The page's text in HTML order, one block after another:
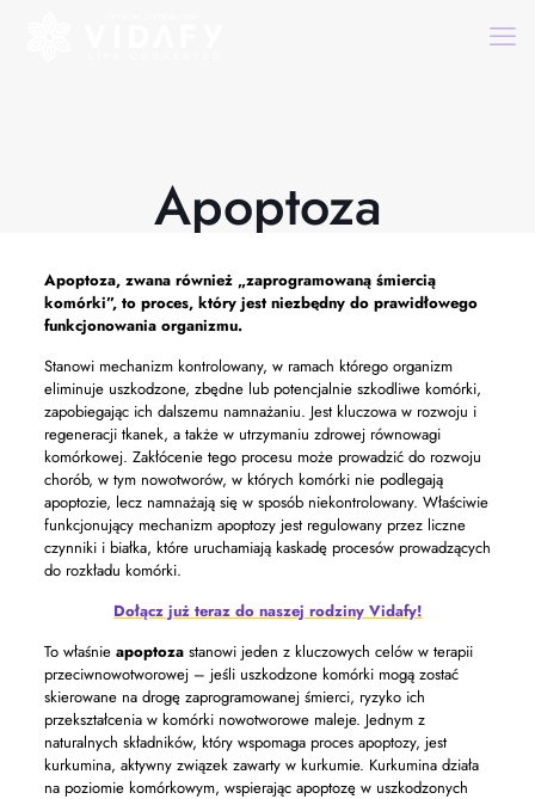
Apoptoza
Apoptoza,zwana również „zaprogramowaną śmiercią
komórki”, to proces, który jest niezbędny do prawidłowego
funkcjonowania organizmu.
Stanowi mechanizm kontrolowany, w ramach którego organizm
eliminuje uszkodzone, zbędne lub potencjalnie szkodliwe komórki,
zapobiegając ich dalszemu namnażaniu. Jest kluczowa w rozwoju i
regeneracji tkanek, a także w utrzymaniu zdrowej równowagi
komórkowej. Zakłócenie tego procesu może prowadzić do rozwoju
chorób, w tym nowotworów, w których komórki nie podlegają
apoptozie, lecz namnażają się w sposób niekontrolowany. Właściwie
funkcjonujący mechanizm apoptozy jest regulowany przez liczne
czynniki i białka, które uruchamiają kaskadę procesów prowadzących
do rozkładu komórki.
Dołącz już teraz do naszej rodziny Vidafy!
To właśnie apoptozastanowi jeden z kluczowych celów w terapii
przeciwnowotworowej – jeśli uszkodzone komórki mogą zostać
skierowane na drogę zaprogramowanej śmierci, ryzyko ich
przekształcenia w komórki nowotworowe maleje. Jednym z
naturalnych składników, który wspomaga proces apoptozy, jest
kurkumina, aktywny związek zawarty w kurkumie. Kurkumina działa
na poziomie komórkowym, wspierając apoptozę w uszkodzonych